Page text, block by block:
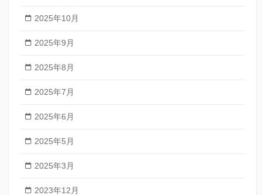
2025年10月
2025年9月
2025年8月
2025年7月
2025年6月
2025年5月
2025年3月
2023年12月